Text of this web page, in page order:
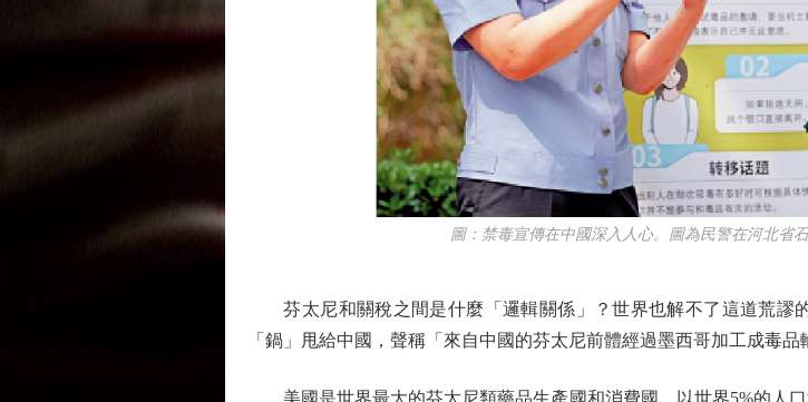
圖：禁毒宣傳在中國深入人心。圖為民警在河北省
芬太尼和關稅之間是什麼「邏輯關係」？世界也解不了這道荒謬
「鍋」甩給中國，聲稱「來自中國的芬太尼前體經過墨西哥加工成毒